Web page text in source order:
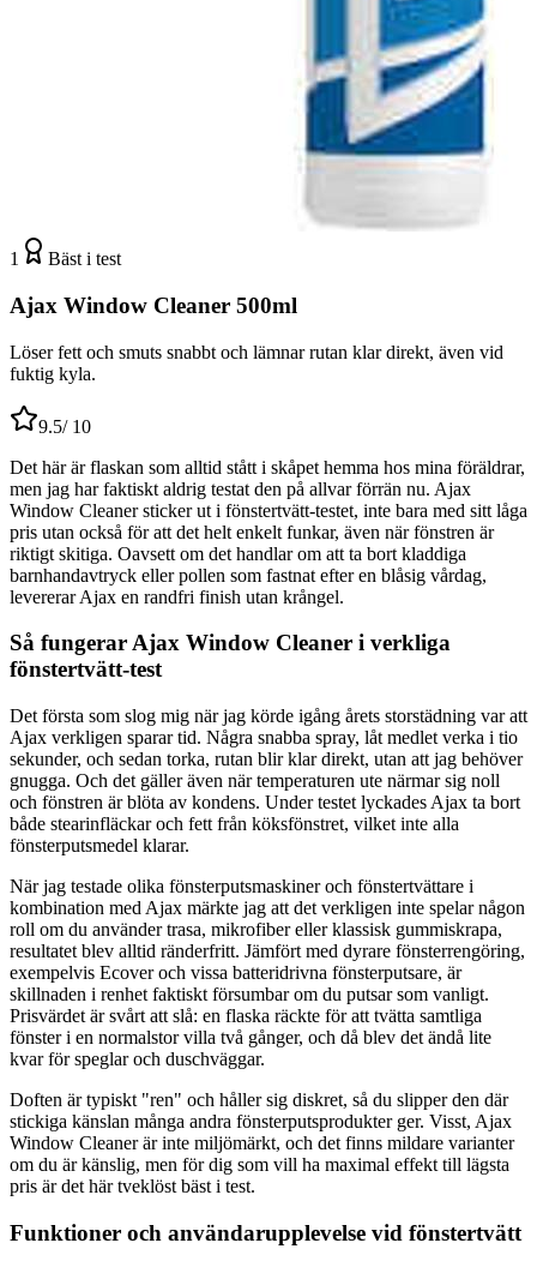
1 Bäst i test
Ajax Window Cleaner 500ml
Löser fett och smuts snabbt och lämnar rutan klar direkt, även vid
fuktig kyla.
9.5/ 10
Det här är flaskan som alltid stått i skåpet hemma hos mina föräldrar,
men jag har faktiskt aldrig testat den på allvar förrän nu. Ajax
Window Cleaner sticker ut i fönstertvätt-testet, inte bara med sitt låga
pris utan också för att det helt enkelt funkar, även när fönstren är
riktigt skitiga. Oavsett om det handlar om att ta bort kladdiga
barnhandavtryck eller pollen som fastnat efter en blåsig vårdag,
levererar Ajax en randfri finish utan krångel.
Så fungerar Ajax Window Cleaner i verkliga
fönstertvätt-test
Det första som slog mig när jag körde igång årets storstädning var att
Ajax verkligen sparar tid. Några snabba spray, låt medlet verka i tio
sekunder, och sedan torka, rutan blir klar direkt, utan att jag behöver
gnugga. Och det gäller även när temperaturen ute närmar sig noll
och fönstren är blöta av kondens. Under testet lyckades Ajax ta bort
både stearinfläckar och fett från köksfönstret, vilket inte alla
fönsterputsmedel klarar.
När jag testade olika fönsterputsmaskiner och fönstertvättare i
kombination med Ajax märkte jag att det verkligen inte spelar någon
roll om du använder trasa, mikrofiber eller klassisk gummiskrapa,
resultatet blev alltid ränderfritt. Jämfört med dyrare fönsterrengöring,
exempelvis Ecover och vissa batteridrivna fönsterputsare, är
skillnaden i renhet faktiskt försumbar om du putsar som vanligt.
Prisvärdet är svårt att slå: en flaska räckte för att tvätta samtliga
fönster i en normalstor villa två gånger, och då blev det ändå lite
kvar för speglar och duschväggar.
Doften är typiskt "ren" och håller sig diskret, så du slipper den där
stickiga känslan många andra fönsterputsprodukter ger. Visst, Ajax
Window Cleaner är inte miljömärkt, och det finns mildare varianter
om du är känslig, men för dig som vill ha maximal effekt till lägsta
pris är det här tveklöst bäst i test.
Funktioner och användarupplevelse vid fönstertvätt